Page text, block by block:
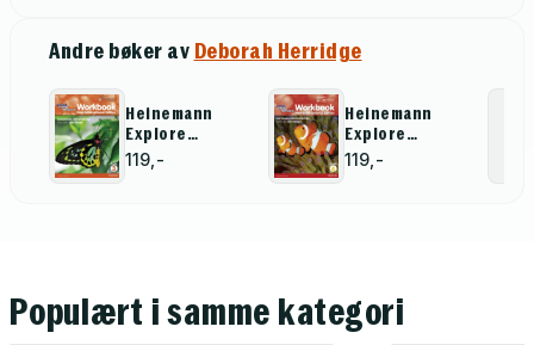
Andre bøker av Deborah Herridge
Heinemann
Explore
Science 2nd
International
119,-
Heinemann
Explore
Science 2nd
International
119,-
Populært i samme kategori